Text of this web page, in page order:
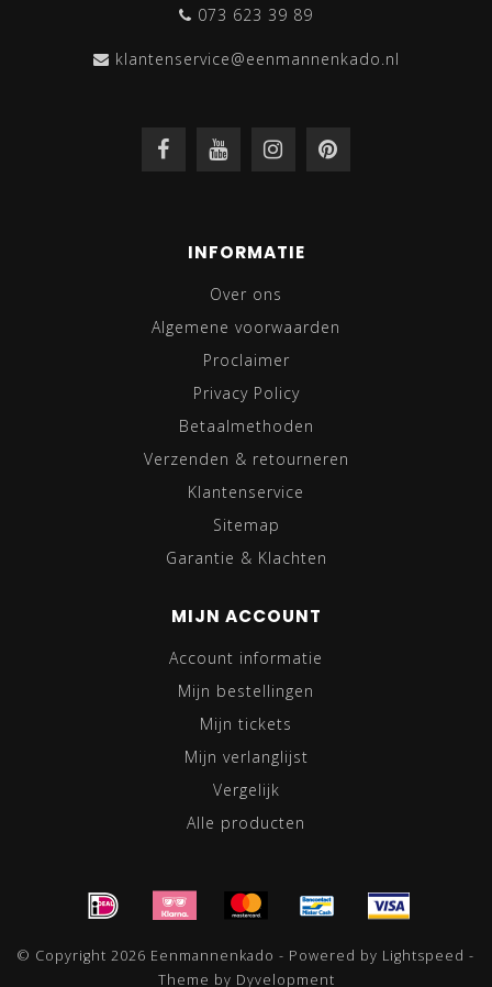
073 623 39 89
klantenservice@eenmannenkado.nl
INFORMATIE
Over ons
Algemene voorwaarden
Proclaimer
Privacy Policy
Betaalmethoden
Verzenden & retourneren
Klantenservice
Sitemap
Garantie & Klachten
MIJN ACCOUNT
Account informatie
Mijn bestellingen
Mijn tickets
Mijn verlanglijst
Vergelijk
Alle producten
© Copyright 2026 Eenmannenkado - Powered by Lightspeed -
Theme by Dyvelopment